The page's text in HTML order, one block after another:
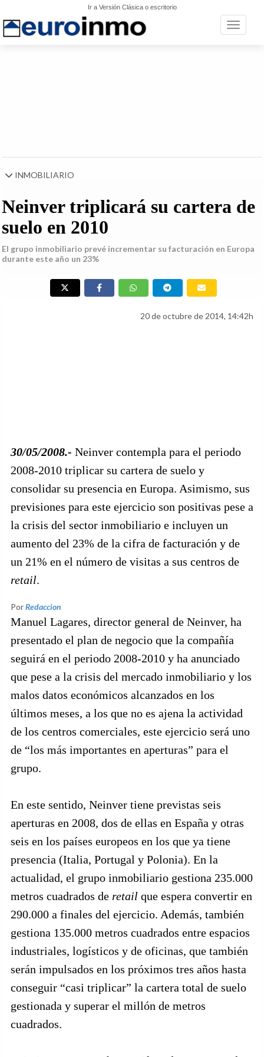
Ir a Versión Clásica o escritorio
Toggle
INMOBILIARIO
Neinver triplicará su cartera de
suelo en 2010
El grupo inmobiliario prevé incrementar su facturación en Europa
durante este año un 23%
20 de octubre de 2014, 14:42h
30/05/2008.- Neinver contempla para el periodo
2008-2010 triplicar su cartera de suelo y
consolidar su presencia en Europa. Asimismo, sus
previsiones para este ejercicio son positivas pese a
la crisis del sector inmobiliario e incluyen un
aumento del 23% de la cifra de facturación y de
un 21% en el número de visitas a sus centros de
retail.
PorRedaccion
Manuel Lagares, director general de Neinver, ha
presentado el plan de negocio que la compañía
seguirá en el periodo 2008-2010 y ha anunciado
que pese a la crisis del mercado inmobiliario y los
malos datos económicos alcanzados en los
últimos meses, a los que no es ajena la actividad
de los centros comerciales, este ejercicio será uno
de “los más importantes en aperturas” para el
grupo.
En este sentido, Neinver tiene previstas seis
aperturas en 2008, dos de ellas en España y otras
seis en los países europeos en los que ya tiene
presencia (Italia, Portugal y Polonia). En la
actualidad, el grupo inmobiliario gestiona 235.000
metros cuadrados de retail que espera convertir en
290.000 a finales del ejercicio. Además, también
gestiona 135.000 metros cuadrados entre espacios
industriales, logísticos y de oficinas, que también
serán impulsados en los próximos tres años hasta
conseguir “casi triplicar” la cartera total de suelo
gestionada y superar el millón de metros
cuadrados.